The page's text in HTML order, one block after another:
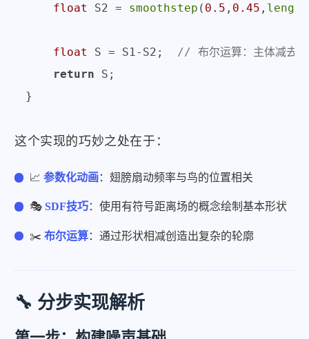
float
S2 = smoothstep ( 0.5 , 0.45 , length
float S = S1-S2;
// 布尔运算：主体减去
return S;
这个实现的巧妙之处在于：
📈参数化动画：翅膀扇动频率与鸟的位置相关
🎭SDF技巧：使用有符号距离场的概念绘制基本形状
✂️布尔运算：通过形状相减创造出复杂的轮廓
🔧 分步实现解析